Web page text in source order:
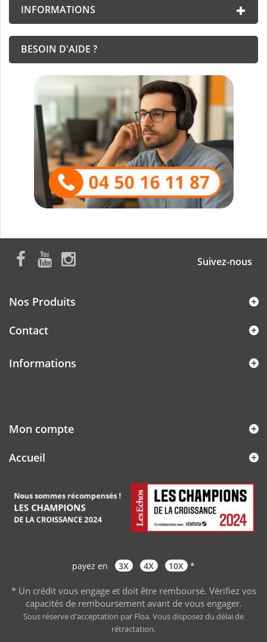
INFORMATIONS
BESOIN D'AIDE ?
Suivez-nous
Nos Produits
Contact
Informations
Mon compte
Accueil
payez en 3X 4X 10X *
* Un crédit vous engage et doit être remboursé. Vérifiez vos
capacités de remboursement avant de vous engager.
Sous réserve d'acceptation par Floa. Vous disposez du délai de
rétractation.